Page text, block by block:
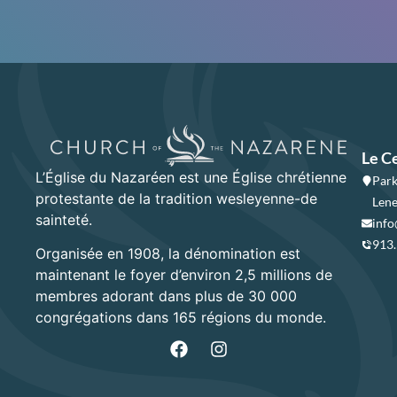
L’Église du Nazaréen est une Église chrétienne
protestante de la tradition wesleyenne-de
sainteté.
Organisée en 1908, la dénomination est
maintenant le foyer d’environ 2,5 millions de
membres adorant dans plus de 30 000
congrégations dans 165 régions du monde.
Le